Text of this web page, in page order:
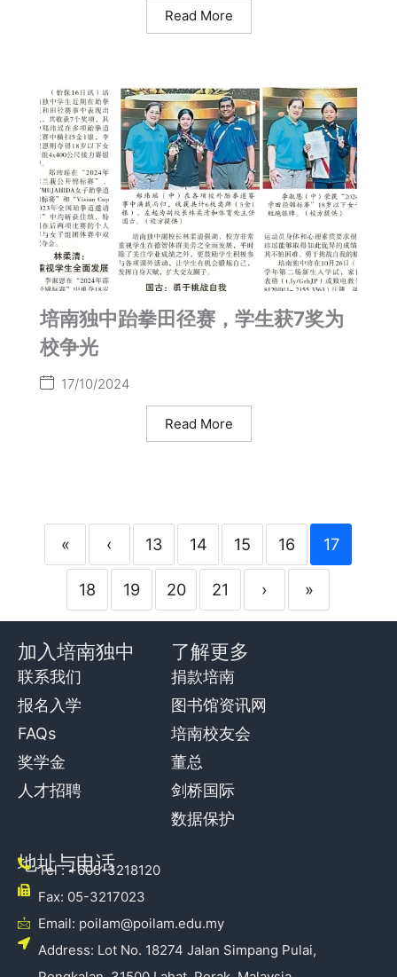
Read More
培南独中跆拳田径赛，学生获7奖为
校争光
17/10/2024
Read More
« ‹ 13 14 15 16 17
18 19 20 21 › »
加入培南独中
联系我们
报名入学
FAQs
奖学金
人才招聘
了解更多
捐款培南
图书馆资讯网
培南校友会
董总
剑桥国际
数据保护
地址与电话
Tel : +605-3218120
Fax: 05-3217023
Email: poilam@poilam.edu.my
Address: Lot No. 18274 Jalan Simpang Pulai,